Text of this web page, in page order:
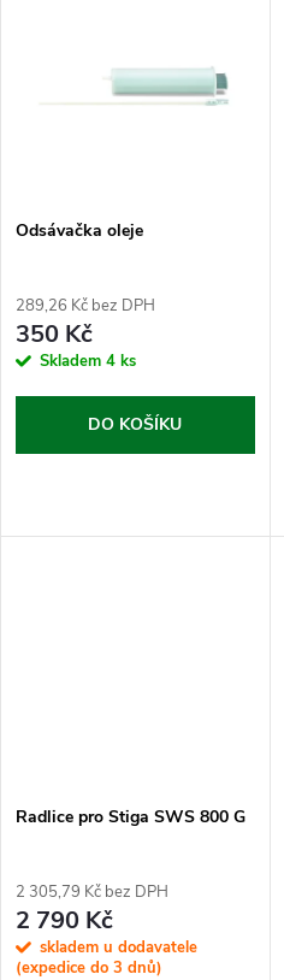
Odsávačka oleje
289,26 Kč bez DPH
350 Kč
Skladem 4 ks
DO KOŠÍKU
Radlice pro Stiga SWS 800 G
2 305,79 Kč bez DPH
2 790 Kč
skladem u dodavatele
(expedice do 3 dnů)